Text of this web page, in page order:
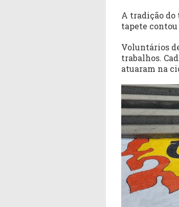
A tradição do
tapete
Voluntários
trabalhos.
atuaram na